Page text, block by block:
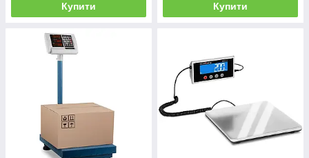
Купити Купити